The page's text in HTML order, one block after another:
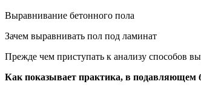
Выравнивание бетонного пола
Зачем выравнивать пол под ламинат
Прежде чем приступать к анализу способов
Как показывает практика, в подавляющем